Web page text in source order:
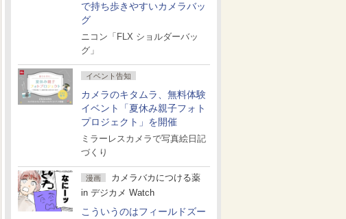
で持ち歩きやすいカメラバッ
グ
ニコン「FLX ショルダーバッ
グ」
イベント告知
カメラのキタムラ、無料体験
イベント「夏休み親子フォト
プロジェクト」を開催
ミラーレスカメラで写真絵日記
づくり
漫画
カメラバカにつける薬
in デジカメ Watch
こういうのはフィールドズー